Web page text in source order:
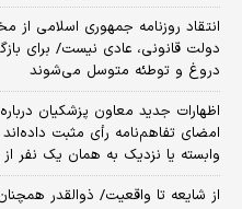
انتقاد روزنامه جمهوری اسلامی
دولت قانونی، عادی نیست/ برای
دروغ و توطئه متوسل می‌شوند
امضای تفاهم‌نامه رأی مثبت
وابسته یا نزدیک به همان یک نفر
از شایعه تا واقعیت/ ذوالقدر